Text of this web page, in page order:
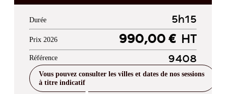
Durée 5h15
Prix 2026 990,00 € HT
Référence 9408
Vous pouvez consulter les villes et dates de nos sessions
à titre indicatif